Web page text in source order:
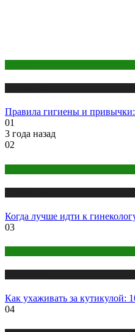
Правила гигиены и
01
3 года назад
02
Когда лучше идти к
03
Как ухаживать за кутикулой:
04